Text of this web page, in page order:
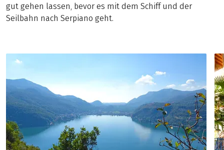
gut gehen lassen, bevor es mit dem Schiff und der
Seilbahn nach Serpiano geht.